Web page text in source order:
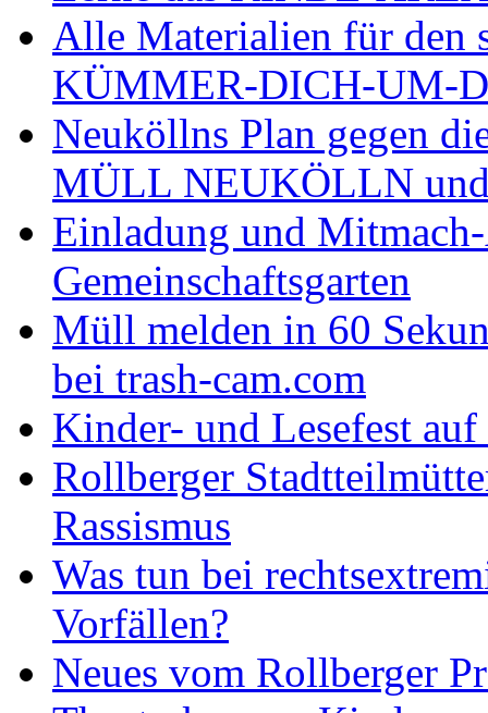
Alle Materialien für den
KÜMMER-DICH-UM-
Neuköllns Plan gegen
MÜLL NEUKÖLLN
Einladung und
Gemeinschaftsgarten
Müll melden in 60
bei trash-cam.com
Kinder- und Lesefest
Rollberger
Rassismus
Was tun bei
Vorfällen?
Neues vom Rollberger